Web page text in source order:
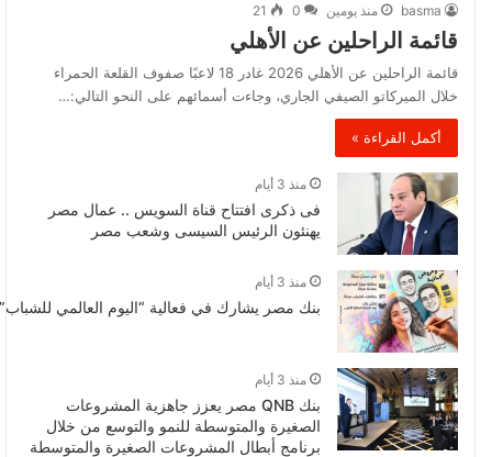
basma منذ يومين 0
21
قائمة الراحلين عن الأهلي
قائمة الراحلين عن الأهلي 2026 غادر 18 لاعبًا صفوف القلعة الحمراء
خلال الميركاتو الصيفي الجاري، وجاءت أسمائهم على النحو التالي:…
أكمل القراءة »
منذ 3 أيام
فى ذكرى افتتاح قناة السويس .. عمال مصر
يهنئون الرئيس السيسى وشعب مصر
منذ 3 أيام
بنك مصر يشارك في فعالية “اليوم العالمي
منذ 3 أيام
بنك QNB مصر يعزز جاهزية المشروعات
الصغيرة والمتوسطة للنمو والتوسع من خلال
برنامج أبطال المشروعات الصغيرة والمتوسطة